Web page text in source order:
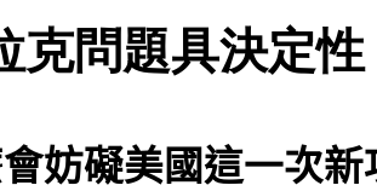
克問題具決定性
妨礙美國這一次新